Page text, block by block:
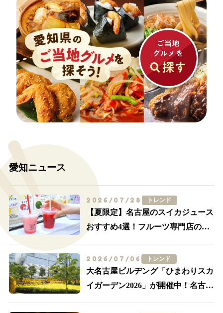
愛知ニュース
2026/07/28 トレンド
【夏限定】名古屋のスイカジュース
おすすめ4選！フルーツ専門店の一
2026/07/06 トレンド
大名古屋ビルヂング「ひまわりスカ
イガーデン2026」が開催中！名古屋